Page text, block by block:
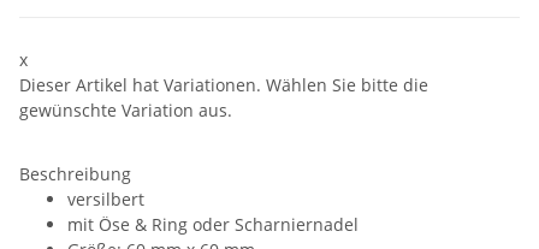
x
Dieser Artikel hat Variationen. Wählen Sie bitte die
gewünschte Variation aus.
Beschreibung
versilbert
mit Öse & Ring oder Scharniernadel